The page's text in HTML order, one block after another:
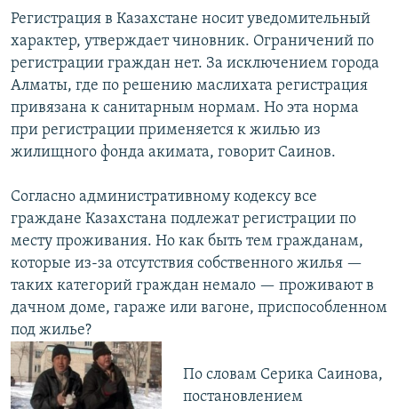
Регистрация в Казахстане носит уведомительный
характер, утверждает чиновник. Ограничений по
регистрации граждан нет. За исключением города
Алматы, где по решению маслихата регистрация
привязана к санитарным нормам. Но эта норма
при регистрации применяется к жилью из
жилищного фонда акимата, говорит Саинов.
Согласно административному кодексу все
граждане Казахстана подлежат регистрации по
месту проживания. Но как быть тем гражданам,
которые из-за отсутствия собственного жилья —
таких категорий граждан немало — проживают в
дачном доме, гараже или вагоне, приспособленном
под жилье?
По словам Серика Саинова,
постановлением